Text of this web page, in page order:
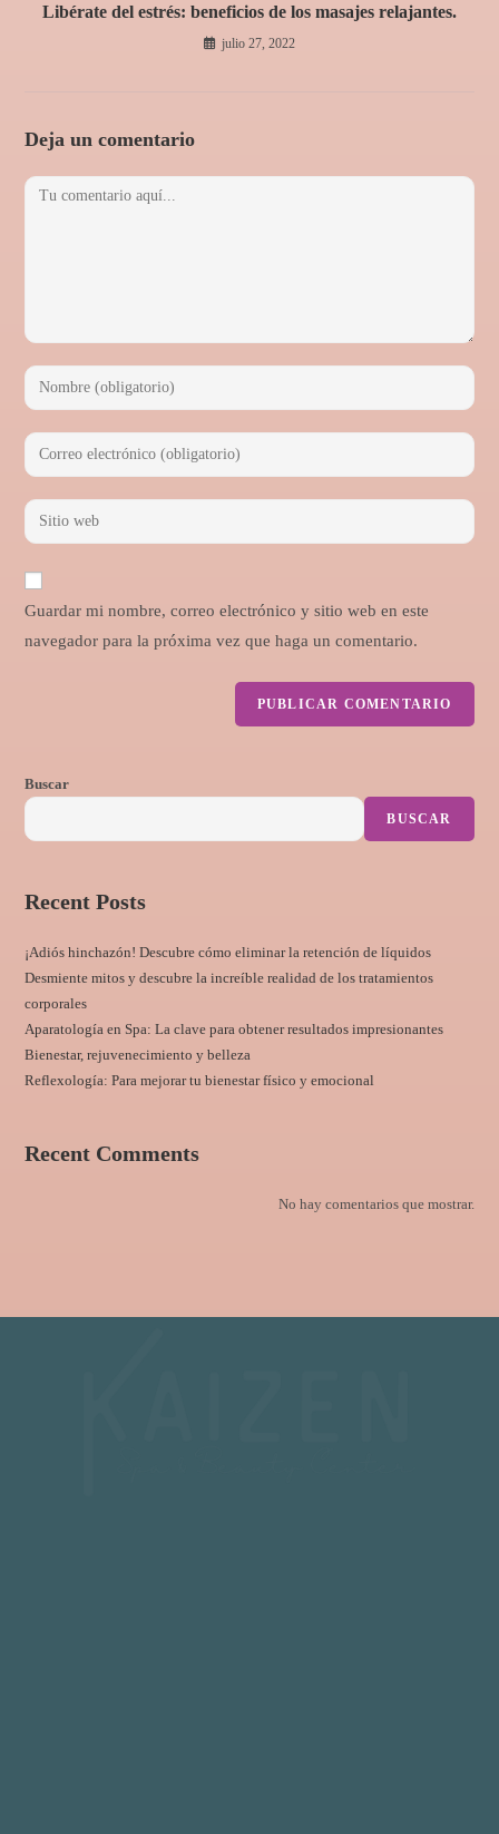
Libérate del estrés: beneficios de los masajes relajantes.
julio 27, 2022
Deja un comentario
Guardar mi nombre, correo electrónico y sitio web en este
navegador para la próxima vez que haga un comentario.
Buscar
BUSCAR
Recent Posts
¡Adiós hinchazón! Descubre cómo eliminar la retención de líquidos
Desmiente mitos y descubre la increíble realidad de los tratamientos
corporales
Aparatología en Spa: La clave para obtener resultados impresionantes
Bienestar, rejuvenecimiento y belleza
Reflexología: Para mejorar tu bienestar físico y emocional
Recent Comments
No hay comentarios que mostrar.